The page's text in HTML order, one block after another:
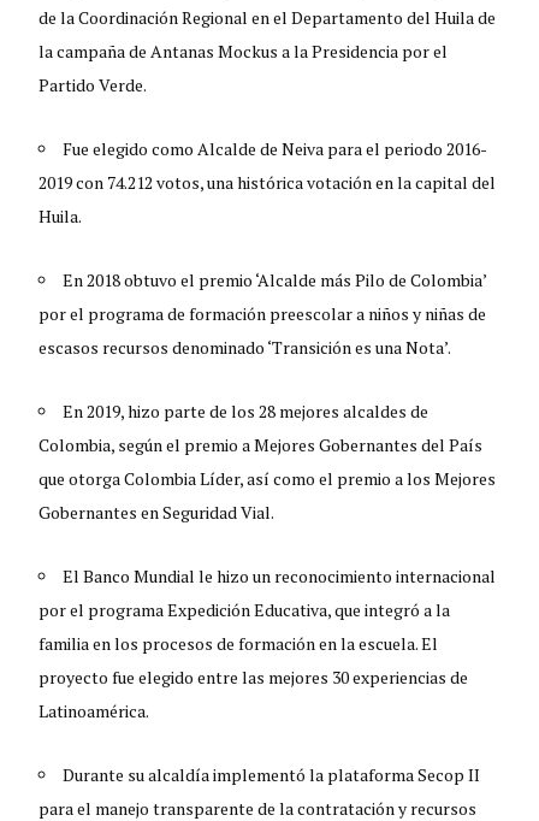
de la Coordinación Regional en el Departamento del Huila de
la campaña de Antanas Mockus a la Presidencia por el
Partido Verde.
Fue elegido como Alcalde de Neiva para el periodo 2016-
2019 con 74.212 votos, una histórica votación en la capital del
Huila.
En 2018 obtuvo el premio ‘Alcalde más Pilo de Colombia’
por el programa de formación preescolar a niños y niñas de
escasos recursos denominado ‘Transición es una Nota’.
En 2019, hizo parte de los 28 mejores alcaldes de
Colombia, según el premio a Mejores Gobernantes del País
que otorga Colombia Líder, así como el premio a los Mejores
Gobernantes en Seguridad Vial.
El Banco Mundial le hizo un reconocimiento internacional
por el programa Expedición Educativa, que integró a la
familia en los procesos de formación en la escuela. El
proyecto fue elegido entre las mejores 30 experiencias de
Latinoamérica.
Durante su alcaldía implementó la plataforma Secop II
para el manejo transparente de la contratación y recursos